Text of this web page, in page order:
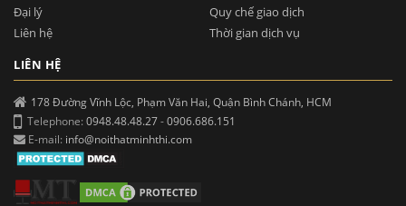
Đại lý
Liên hệ
Quy chế giao dịch
Thời gian dịch vụ
LIÊN HỆ
178 Đường Vĩnh Lộc, Phạm Văn Hai, Quận Bình Chánh, HCM
Telephone: 0948.48.48.27-0906.686.151
E-mail: info@noithatminhthi.com